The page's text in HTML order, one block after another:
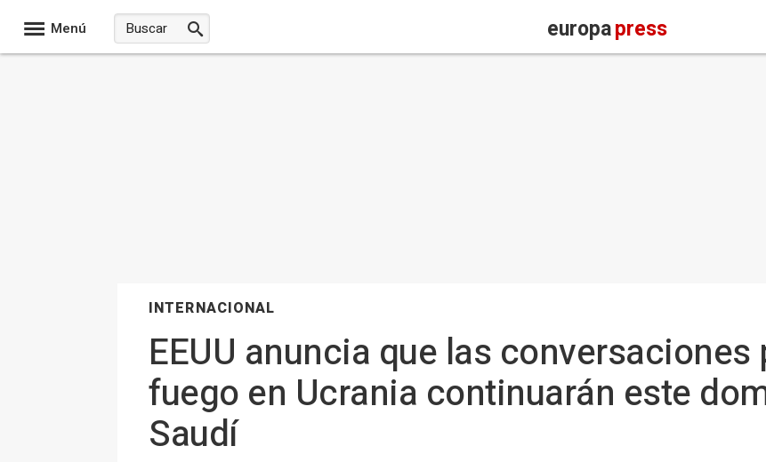
Menú europapress
INTERNACIONAL
EEUU anuncia que las conversaciones
fuego en Ucrania continuarán este
Saudí